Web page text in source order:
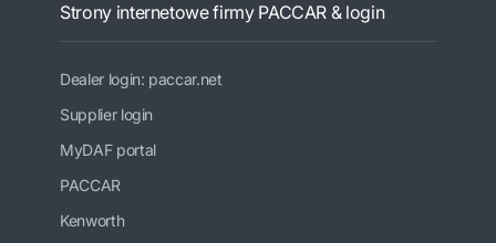
Strony internetowe firmy PACCAR & login
Dealer login: paccar.net
Supplier login
MyDAF portal
PACCAR
Kenworth